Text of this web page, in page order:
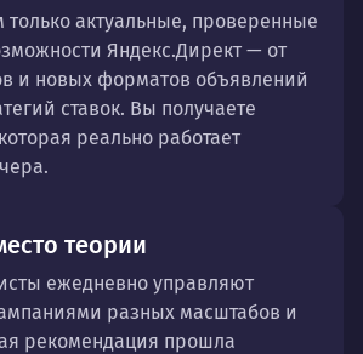
актуальные, проверенные
Яндекс.Директ — от
и новых форматов объявлений
ставок. Вы получаете
реально работает
теории
ежедневно управляют
разных масштабов и
рекомендация прошла